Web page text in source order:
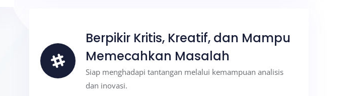
Berpikir Kritis, Kreatif, dan Mampu
Memecahkan Masalah
Siap menghadapi tantangan melalui kemampuan analisis
dan inovasi.